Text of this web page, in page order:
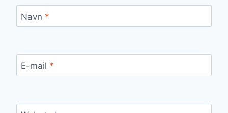
Navn *
E-mail *